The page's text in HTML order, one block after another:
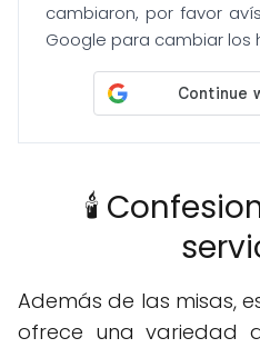
cambiaron, por favor
Google para cambiar los
🕯️
Además de las misas,
ofrece una variedad